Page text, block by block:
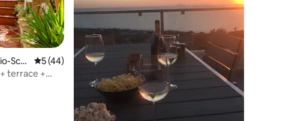
Scor
5 out of 5 average rating, 44 reviews
5 (44)
terrace +